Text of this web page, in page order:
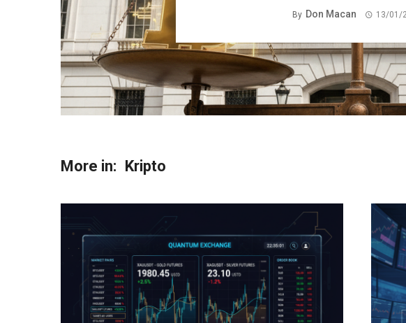
By Don Macan 13/01/
More in: Kripto